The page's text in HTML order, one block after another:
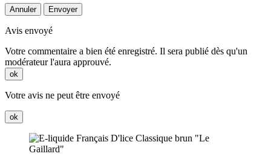
Annuler Envoyer
Avis envoyé
Votre commentaire a bien été enregistré. Il sera publié dès qu'un
modérateur l'aura approuvé.
ok
Votre avis ne peut être envoyé
ok